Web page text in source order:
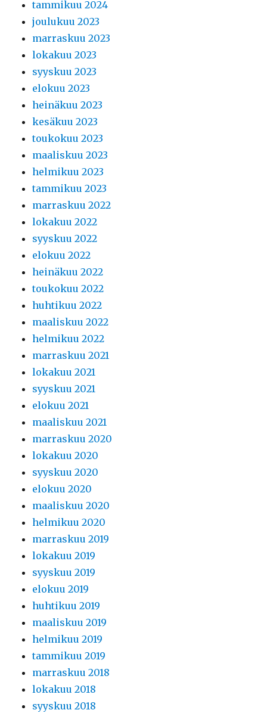
tammikuu 2024
joulukuu 2023
marraskuu 2023
lokakuu 2023
syyskuu 2023
elokuu 2023
heinäkuu 2023
kesäkuu 2023
toukokuu 2023
maaliskuu 2023
helmikuu 2023
tammikuu 2023
marraskuu 2022
lokakuu 2022
syyskuu 2022
elokuu 2022
heinäkuu 2022
toukokuu 2022
huhtikuu 2022
maaliskuu 2022
helmikuu 2022
marraskuu 2021
lokakuu 2021
syyskuu 2021
elokuu 2021
maaliskuu 2021
marraskuu 2020
lokakuu 2020
syyskuu 2020
elokuu 2020
maaliskuu 2020
helmikuu 2020
marraskuu 2019
lokakuu 2019
syyskuu 2019
elokuu 2019
huhtikuu 2019
maaliskuu 2019
helmikuu 2019
tammikuu 2019
marraskuu 2018
lokakuu 2018
syyskuu 2018